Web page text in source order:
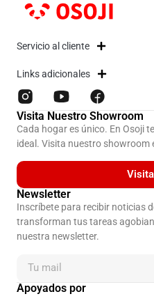
Servicio al cliente
Links adicionales
Visita Nuestro Showroom
Cada hogar es único. En Osoji
ideal. Visita nuestro showroom
Apoyados por
Newsletter
Inscríbete para recibir noticias
transforman tus tareas
nuestra newsletter.